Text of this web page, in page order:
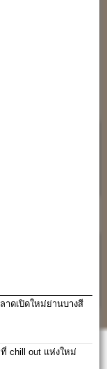
าดเปิดใหม่ย่านบางสี
chill out แห่งใหม่